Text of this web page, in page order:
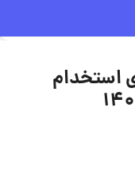
استخدام